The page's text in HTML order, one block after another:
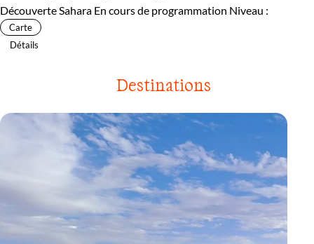
Découverte Sahara En cours de programmation Niveau :
Carte
Détails
Destinations